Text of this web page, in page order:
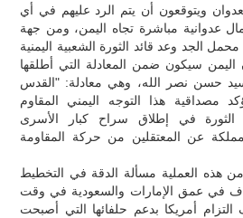
ويتوقعون أن يتم الرد عليهم في أي
عدوانية مباشرة تجاه اليمن، ومن جهة
الجد وعد قائد الثورة الشعبية اليمنية
اليمن سيكون ضمن المعادلة التي أطلقها
حسن نصر الله، وهي معادلة: "القدس
مصداقية هذا التوجه اليمني المقاوم
الثورة في إطلاق سراح كبار الأسرى
عن المعتقلين من حركة المقاومة
هذه العملية مسألة الدقة في التخطيط
في عمق الإمارات والسعودية في وقت
أمريكا بدعم حلفائها التي أصبحت